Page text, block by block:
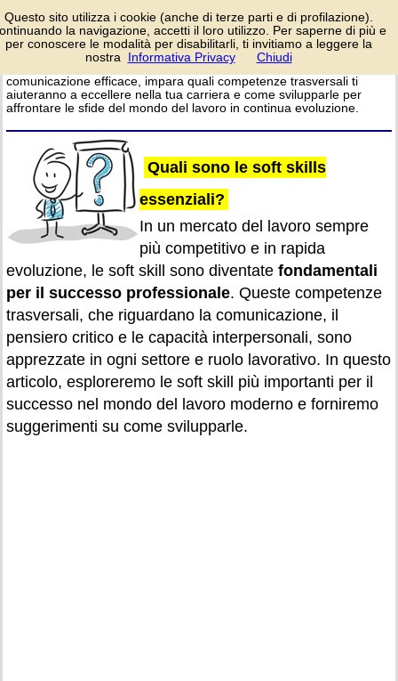
Scopri le dieci soft
skills essenziali per il
successo nel mercato
del lavoro moderno! Dal
comunicazione efficace, impara quali competenze trasversali ti
aiuteranno a eccellere nella tua carriera e come svilupparle per
affrontare le sfide del mondo del lavoro in continua evoluzione.
Quali sono le soft skills
essenziali?
In un mercato del lavoro sempre
più competitivo e in rapida
evoluzione, le soft skill sono diventate fondamentali
per il successo professionale. Queste competenze
trasversali, che riguardano la comunicazione, il
pensiero critico e le capacità interpersonali, sono
apprezzate in ogni settore e ruolo lavorativo. In questo
articolo, esploreremo le soft skill più importanti per il
successo nel mondo del lavoro moderno e forniremo
suggerimenti su come svilupparle.
Questo sito utilizza i cookie (anche di terze parti e di profilazione).
la navigazione, accetti il loro utilizzo. Per saperne di più e
per conoscere le modalità per disabilitarli, ti invitiamo a leggere la
nostra
Informativa Privacy Chiudi